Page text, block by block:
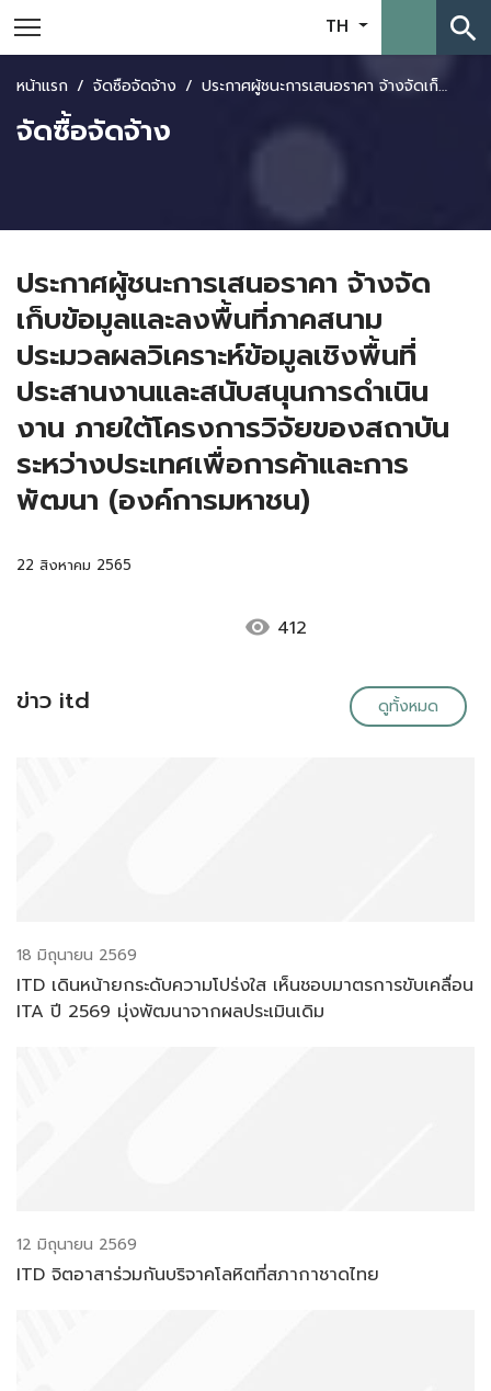
TH search
หน้าแรก จัดซื้อจัดจ้าง ประกาศผู้ชนะการเสนอราคา จ้างจัดเก็บข้อมูลและลงพื้นที่ภาคสนาม ประมวลผลวิเคราะห์ข้อมูลเชิงพื้นที่ประสานงานและสนับสนุนการดำเนินงาน ภายใต้โครงการวิจัยของสถาบันระหว่างประเทศเพื่อการค้าและการพัฒนา (องค์การมหาชน)
จัดซื้อจัดจ้าง
ประกาศผู้ชนะการเสนอราคา จ้างจัด
เก็บข้อมูลและลงพื้นที่ภาคสนาม
ประมวลผลวิเคราะห์ข้อมูลเชิงพื้นที่
ประสานงานและสนับสนุนการดำเนิน
งาน ภายใต้โครงการวิจัยของสถาบัน
ระหว่างประเทศเพื่อการค้าและการ
พัฒนา (องค์การมหาชน)
22 สิงหาคม 2565
visibility 412
ข่าว itd ดูทั้งหมด
18 มิถุนายน 2569
ITD เดินหน้ายกระดับความโปร่งใส เห็นชอบมาตรการขับเคลื่อน
ITA ปี 2569 มุ่งพัฒนาจากผลประเมินเดิม
12 มิถุนายน 2569
ITD จิตอาสาร่วมกันบริจาคโลหิตที่สภากาชาดไทย